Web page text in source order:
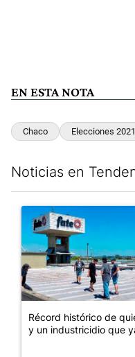
EN ESTA NOTA
Chaco Elecciones 2021
Noticias en
Un artículo de
Récord histórico de
y un industricidio que